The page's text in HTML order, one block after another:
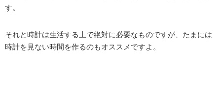
す。
それと時計は生活する上で絶対に必要なものですが、たまには
時計を見ない時間を作るのもオススメですよ。